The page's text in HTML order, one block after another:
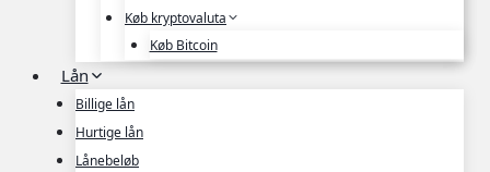
Køb kryptovaluta
Køb Bitcoin
Lån
Billige lån
Hurtige lån
Lånebeløb